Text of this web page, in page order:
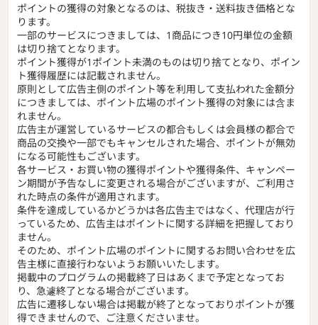
ポイントの獲得の対象となるのは、税抜き・送料抜き価格とな
ります。
一部のサービスにつきましては、1商品につき10円単位の金額
は切り捨てとなります。
ポイント獲得が1ポイント未満のものは切り捨てとなり、ポイン
ト獲得履歴には記載されません。
原則として広告主側のポイント等を利用して支払われた金額分
につきましては、ポイント広場のポイント獲得の対象には含ま
れません。
広告主が運営しているサービスの都合もしくは会員様の都合で
商品の交換や一部でもキャンセルされた場合、ポイントが無効
になる可能性もございます。
各サービス・お買い物の獲得ポイントや獲得条件、キャンペー
ン期間が予告なしに変更される場合がございますが、ご利用さ
れた時点の条件が適用されます。
条件を達成しているかどうかは各広告主ではなく、代理店が行
っているため、広告主はポイントに関する詳細を把握しており
ません。
そのため、ポイント広場のポイントに関するお問い合わせを広
告主様に直接行わないようお願いいたします。
掲載中のプログラムの掲載終了日はあくまで予定となってお
り、急遽終了となる場合がございます。
広告に遷移しない場合は掲載が終了となっておりポイントが獲
得できませんので、ご注意くださいませ。